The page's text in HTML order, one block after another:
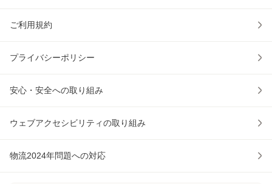
ご利用規約
プライバシーポリシー
安心・安全への取り組み
ウェブアクセシビリティの取り組み
物流2024年問題への対応